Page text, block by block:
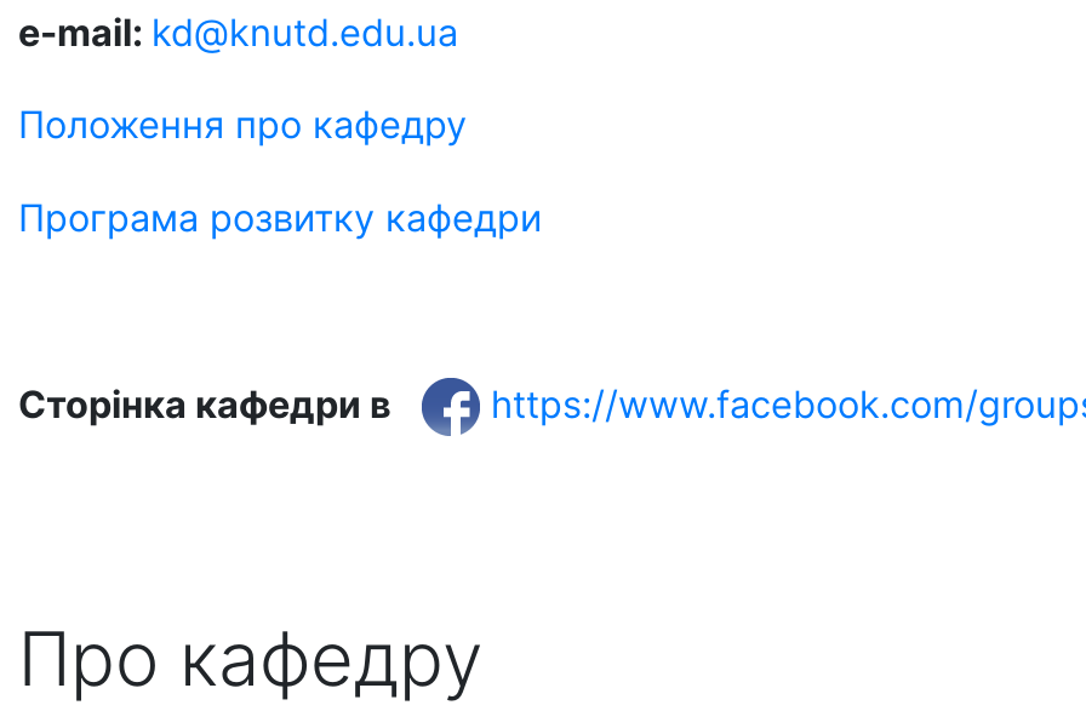
e-mail: kd@knutd.edu.ua
Положення про кафедру
Програма розвитку кафедри
Сторінка кафедри в https://www.facebook.com/
Про кафедру